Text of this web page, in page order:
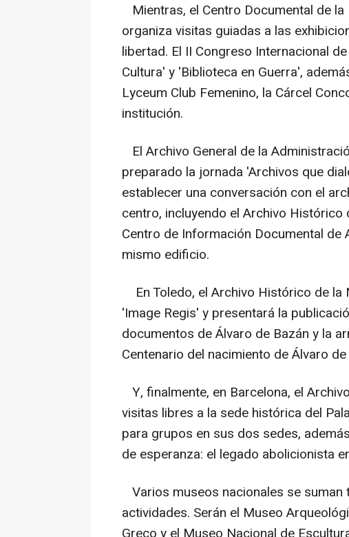
Mientras, el Centro Documental de
organiza visitas guiadas a las
libertad. El II Congreso Internacional
Cultura' y 'Biblioteca en Guerra',
Lyceum Club Femenino, la Cárcel
institución.
El Archivo General de la
preparado la jornada 'Archivos que
establecer una conversación con el
centro, incluyendo el Archivo
Centro de Información Documental de
mismo edificio.
En Toledo, el Archivo Histórico de
'Image Regis' y presentará la
documentos de Álvaro de Bazán y la
Centenario del nacimiento de Álvaro de
Y, finalmente, en Barcelona, el
visitas libres a la sede histórica del
para grupos en sus dos sedes,
de esperanza: el legado abolicionista
Varios museos nacionales se
actividades. Serán el Museo